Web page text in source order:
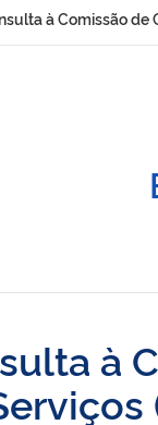
à Comissão de
à